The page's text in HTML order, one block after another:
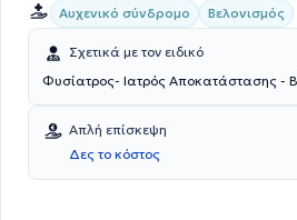
Αυχενικό σύνδρομο Βελονισμός
Σχετικά με τον ειδικό
Φυσίατρος- Ιατρός Αποκατάστασης -
Απλή επίσκεψη
Δες το κόστος